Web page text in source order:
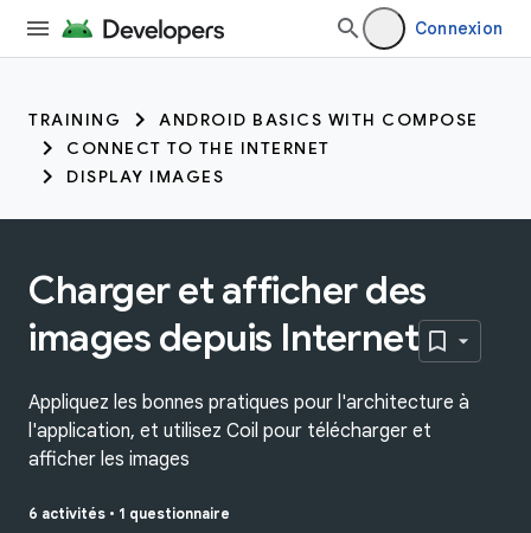
Connexion
TRAINING
ANDROID BASICS WITH COMPOSE
CONNECT TO THE INTERNET
DISPLAY IMAGES
Charger et afficher des
images depuis Internet
Appliquez les bonnes pratiques pour l'architecture à
l'application, et utilisez Coil pour télécharger et
afficher les images
6 activités • 1 questionnaire